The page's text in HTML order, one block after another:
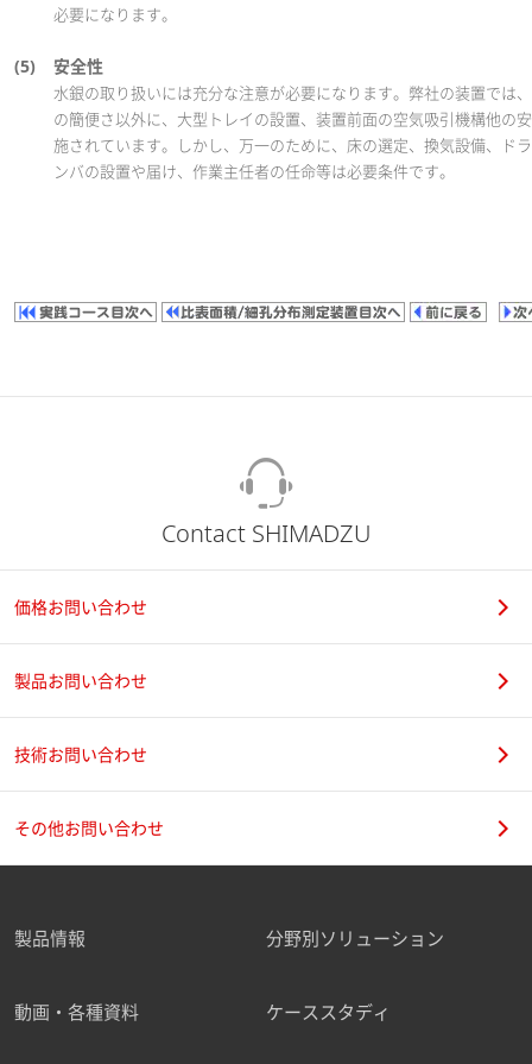
必要になります。
(5) 安全性
水銀の取り扱いには充分な注意が必要になります。弊社の装置では
の簡便さ以外に、大型トレイの設置、装置前面の空気吸引機構他の
施されています。しかし、万一のために、床の選定、換気設備、ド
ンバの設置や届け、作業主任者の任命等は必要条件です。
Contact SHIMADZU
価格お問い合わせ
製品お問い合わせ
技術お問い合わせ
その他お問い合わせ
製品情報 分野別ソリューション
動画・各種資料 ケーススタディ